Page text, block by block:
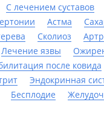
С лечением суставов
Астма
Сколиоз
Лечение язвы
после ковида
Эндокринная
Бесплодие